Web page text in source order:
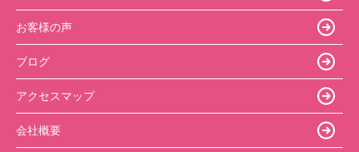
お客様の声
ブログ
アクセスマップ
会社概要